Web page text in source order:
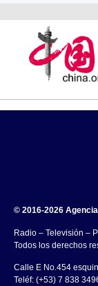
© 2016-2026
Radio – Televisión –
Todos los derechos
Calle E No.454
Teléf: (+53) 7 838